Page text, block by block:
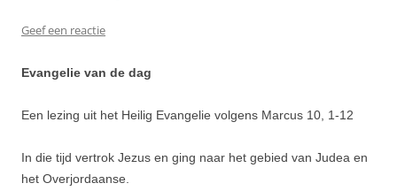
Geef een reactie
Evangelie van de dag
Een lezing uit het Heilig Evangelie volgens Marcus 10, 1-12
In die tijd vertrok Jezus en ging naar het gebied van Judea en
het Overjor­daanse.